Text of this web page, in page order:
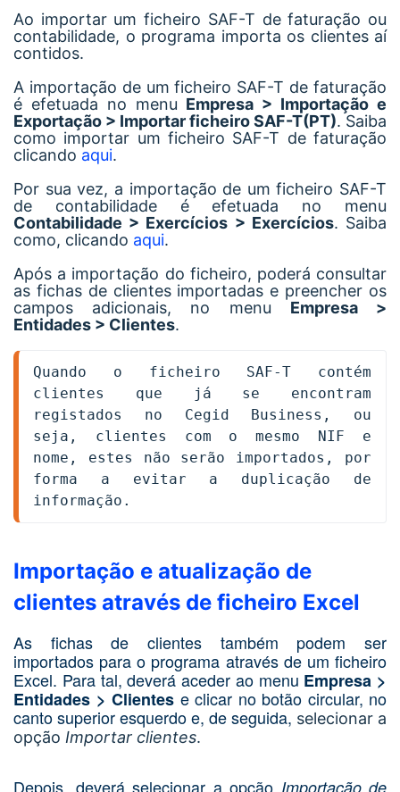
Ao importar um ficheiro SAF-T de faturação ou
contabilidade, o programa importa os clientes aí
contidos.
A importação de um ficheiro SAF-T de faturação
é efetuada no menu Empresa > Importação e
Exportação > Importar ficheiro SAF-T(PT). Saiba
como importar um ficheiro SAF-T de faturação
clicando aqui.
Por sua vez, a importação de um ficheiro SAF-T
de contabilidade é efetuada no menu
Contabilidade > Exercícios > Exercícios. Saiba
como, clicando aqui.
Após a importação do ficheiro, poderá consultar
as fichas de clientes importadas e preencher os
campos adicionais, no menu Empresa >
Entidades > Clientes.
Quando o ficheiro SAF-T contém
clientes que já se encontram
registados no Cegid Business, ou
seja, clientes com o mesmo NIF e
nome, estes não serão importados, por
forma a evitar a duplicação de
informação.
Importação e atualização de
clientes através de ficheiro Excel
As fichas de clientes também podem ser
importados para o programa através de um ficheiro
Excel. Para tal, deverá aceder ao menu Empresa >
Entidades > Clientes e clicar no botão circular, no
canto superior esquerdo e, de seguida, selecionar a
opção Importar clientes.
Depois, deverá selecionar a opção Importação de